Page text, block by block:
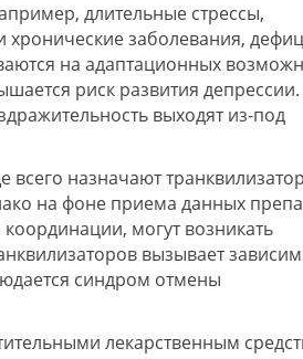
длительные стрессы,
заболевания,
на адаптационных
риск развития депрессии.
выходят из-под
назначают
на фоне приема данных
могут возникать
вызывает
синдром отмены
лекарственным